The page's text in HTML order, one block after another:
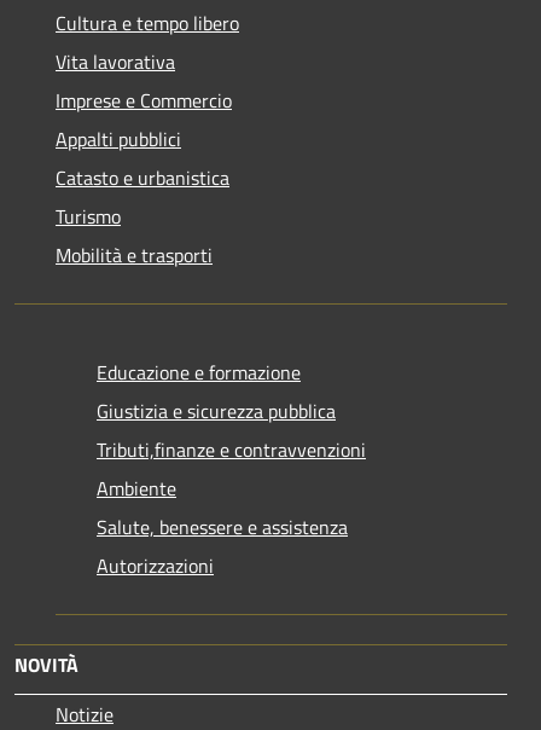
Cultura e tempo libero
Vita lavorativa
Imprese e Commercio
Appalti pubblici
Catasto e urbanistica
Turismo
Mobilità e trasporti
Educazione e formazione
Giustizia e sicurezza pubblica
Tributi,finanze e contravvenzioni
Ambiente
Salute, benessere e assistenza
Autorizzazioni
NOVITÀ
Notizie